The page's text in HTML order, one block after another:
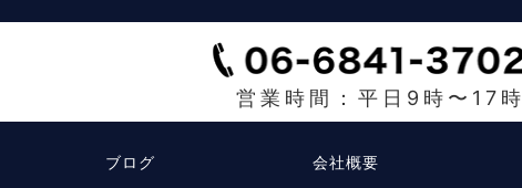
営業時間：平日9時〜17時
ブログ 会社概要